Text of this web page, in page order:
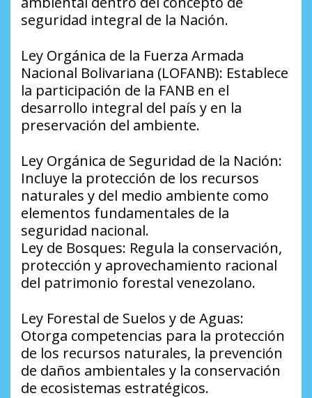
seguridad integral de la Nación.
Ley Orgánica de la Fuerza Armada
Nacional Bolivariana (LOFANB): Establece
la participación de la FANB en el
desarrollo integral del país y en la
preservación del ambiente.
Ley Orgánica de Seguridad de la Nación:
Incluye la protección de los recursos
naturales y del medio ambiente como
elementos fundamentales de la
seguridad nacional.
Ley de Bosques: Regula la conservación,
protección y aprovechamiento racional
del patrimonio forestal venezolano.
Ley Forestal de Suelos y de Aguas:
Otorga competencias para la protección
de los recursos naturales, la prevención
de daños ambientales y la conservación
de ecosistemas estratégicos.